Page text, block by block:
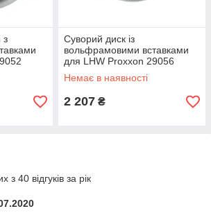
з
Суворий диск із
вольфрамовими вставками
для LHW Proxxon 29056
Немає в наявності
2 207 ₴
з 40 відгуків за рік